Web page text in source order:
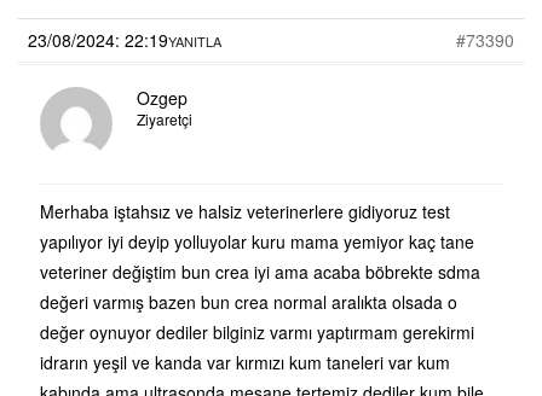
23/08/2024: 22:19 #73390
YANITLA
Ozgep
Ziyaretçi
Merhaba iştahsız ve halsiz veterinerlere gidiyoruz test
yapılıyor iyi deyip yolluyolar kuru mama yemiyor kaç tane
veteriner değiştim bun crea iyi ama acaba böbrekte sdma
değeri varmış bazen bun crea normal aralıkta olsada o
değer oynuyor dediler bilginiz varmı yaptırmam gerekirmi
idrarın yeşil ve kanda var kırmızı kum taneleri var kum